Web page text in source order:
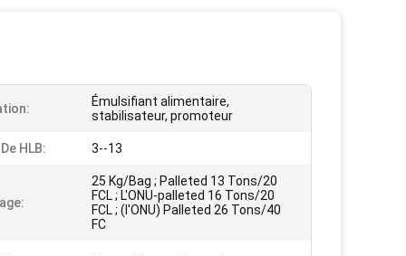
Émulsifiant alimentaire,
stabilisateur, promoteur
HLB: 3--13
25 Kg/Bag ; Palleted 13 Tons/20
FCL ; L'ONU-palleted 16 Tons/20
FCL ; (l'ONU) Palleted 26 Tons/40
FC